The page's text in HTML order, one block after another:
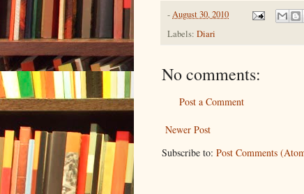
-August 30, 2010
Labels: Diari
No comments:
Post a Comment
Newer Post
Subscribe to: Post Comments